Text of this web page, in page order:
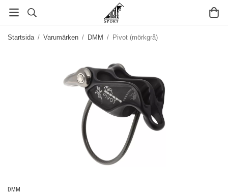
Startsida / Varumärken / DMM / Pivot (mörkgrå)
DMM